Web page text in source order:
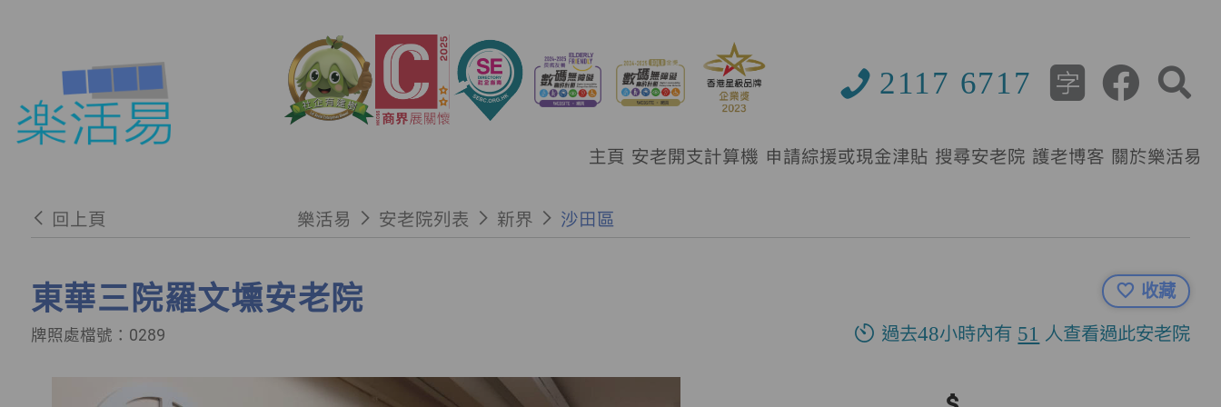
2117 6717
主頁 安老開支計算機 申請綜援或現金津貼 搜尋安老院 護老博客 關於樂活易
回上頁 樂活易 安老院列表 新界 沙田區
東華三院羅文壎安老院
牌照處檔號：0289
收藏
過去48小時內有 51 人查看過此安老院